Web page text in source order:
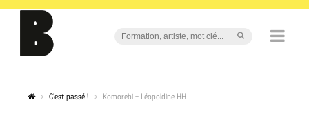
C'est passé ! Komorebi + Léopoldine HH